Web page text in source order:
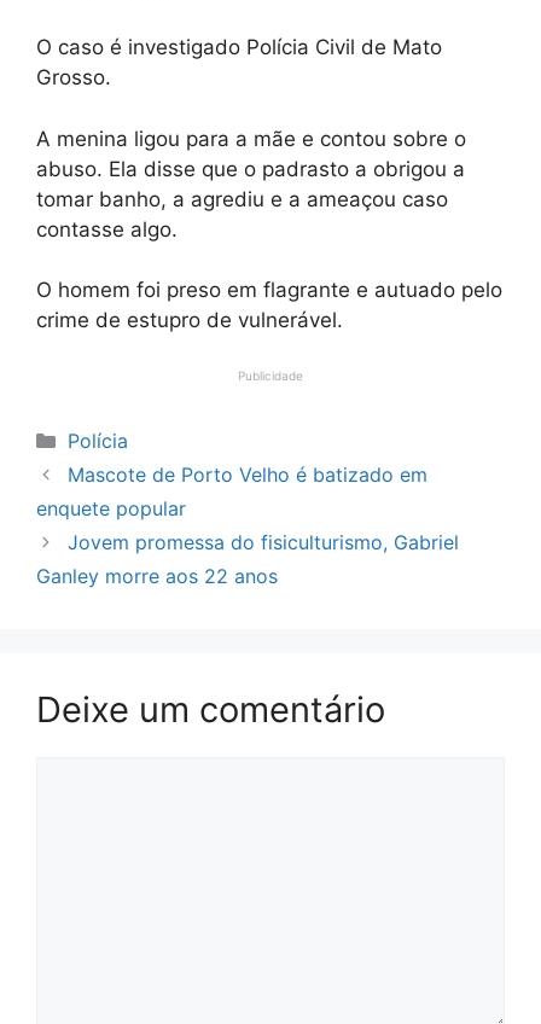
O caso é investigado Polícia Civil de Mato
Grosso.
A menina ligou para a mãe e contou sobre o
abuso. Ela disse que o padrasto a obrigou a
tomar banho, a agrediu e a ameaçou caso
contasse algo.
O homem foi preso em flagrante e autuado pelo
crime de estupro de vulnerável.
Publicidade
Categorias
Polícia
Mascote de Porto Velho é batizado em
enquete popular
Jovem promessa do fisiculturismo, Gabriel
Ganley morre aos 22 anos
Deixe um comentário